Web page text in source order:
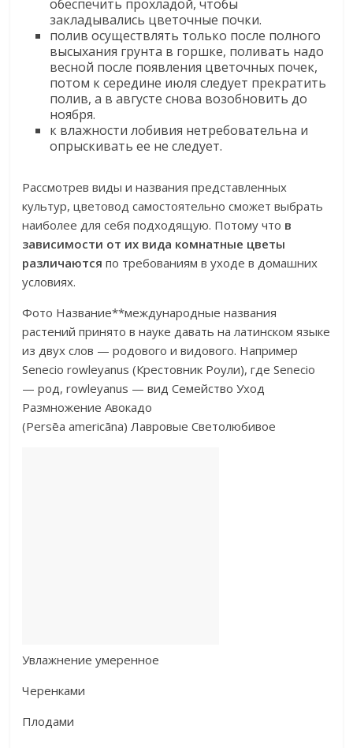
обеспечить прохладой, чтобы
закладывались цветочные почки.
полив осуществлять только после полного
высыхания грунта в горшке, поливать надо
весной после появления цветочных почек,
потом к середине июля следует прекратить
полив, а в августе снова возобновить до
ноября.
к влажности лобивия нетребовательна и
опрыскивать ее не следует.
Рассмотрев виды и названия представленных
культур, цветовод самостоятельно сможет выбрать
наиболее для себя подходящую. Потому что в
зависимости от их вида комнатные цветы
различаются по требованиям в уходе в домашних
условиях.
Фото Название**международные названия
растений принято в науке давать на латинском языке
из двух слов — родового и видового. Например
Senecio rowleyanus (Крестовник Роули), где Senecio
— род, rowleyanus — вид Семейство Уход
Размножение Авокадо
(Persēa americāna) Лавровые Светолюбивое
Увлажнение умеренное
Черенками
Плодами